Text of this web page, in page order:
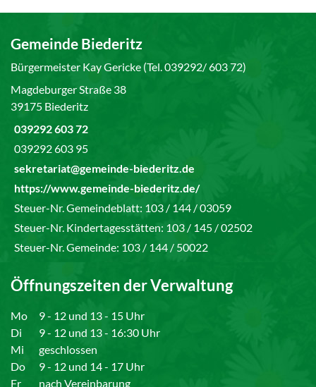
Gemeinde Biederitz
Bürgermeister Kay Gericke (Tel. 039292/ 603 72)
Magdeburger Straße 38
39175 Biederitz
039292 603 72
039292 603 95
sekretariat@gemeinde-biederitz.de
https://www.gemeinde-biederitz.de/
Steuer-Nr. Gemeindeblatt: 103 / 144 / 03059
Steuer-Nr. Kindertagesstätten: 103 / 145 / 02502
Steuer-Nr. Gemeinde: 103 / 144 / 50022
Öffnungszeiten der Verwaltung
Mo
9 - 12 und 13 - 15 Uhr
Di
9 - 12 und 13 - 16:30 Uhr
Mi
geschlossen
Do
9 - 12 und 14 - 17 Uhr
Fr
nach Vereinbarung